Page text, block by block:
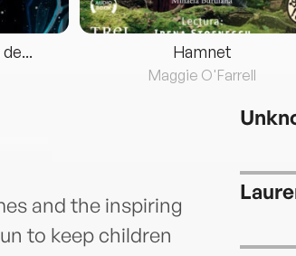
Hamnet
Maggie O'Farrell
and the inspiring
to keep children